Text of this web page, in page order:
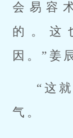
会易容
的。这
因。”姜
“这
气。